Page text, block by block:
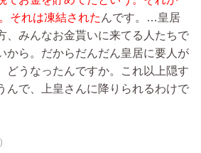
それは凍結された んです。…皇居
、みんなお金貰いに来てる人たちで
ら。だからだんだん皇居に要人が
どうなったんですか。これ以上隠す
んで、上皇さんに降りられるわけで